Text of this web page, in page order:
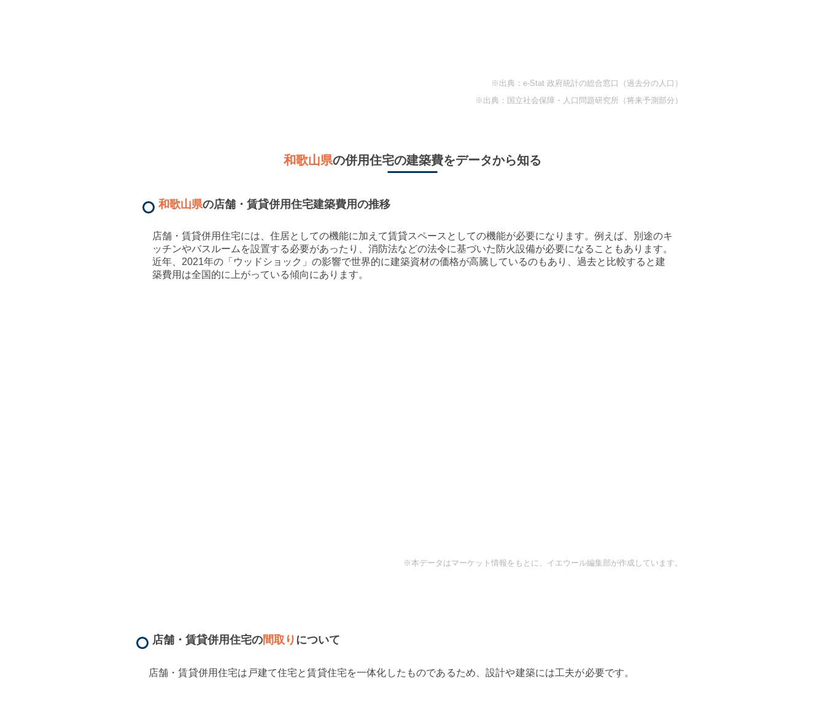
※出典：e-Stat 政府統計の総合窓口（過去分の人口）
※出典：国立社会保障・人口問題研究所（将来予測部分）
和歌山県の併用住宅の建築費をデータから知る
和歌山県の店舗・賃貸併用住宅建築費用の推移
店舗・賃貸併用住宅には、住居としての機能に加えて賃貸スペースとしての機能が必要になります。例えば、別途のキ
ッチンやバスルームを設置する必要があったり、消防法などの法令に基づいた防火設備が必要になることもあります。
近年、2021年の「ウッドショック」の影響で世界的に建築資材の価格が高騰しているのもあり、過去と比較すると建
築費用は全国的に上がっている傾向にあります。
※本データはマーケット情報をもとに、イエウール編集部が作成しています。
店舗・賃貸併用住宅の間取り について
店舗・賃貸併用住宅は戸建て住宅と賃貸住宅を一体化したものであるため、設計や建築には工夫が必要です。